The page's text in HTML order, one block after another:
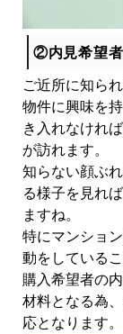
②内見希望
ご近所に知ら
物件に興味を
き入れなけれ
が訪れます。
知らない顔ぶ
る様子を見れ
ますね。
特にマンショ
動をしている
購入希望者の
材料となる為
応となります。